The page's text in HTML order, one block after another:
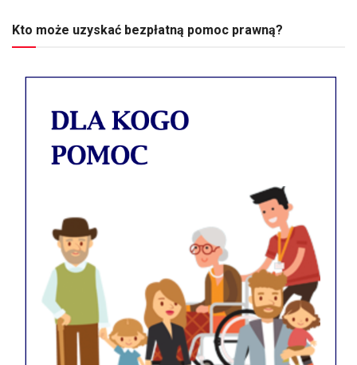
Kto może uzyskać bezpłatną pomoc prawną?